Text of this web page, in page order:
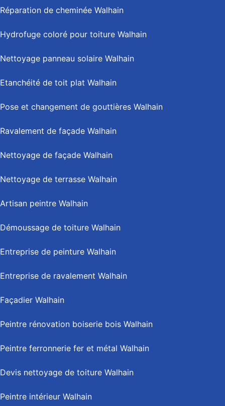
Réparation de cheminée Walhain
Hydrofuge coloré pour toiture Walhain
Nettoyage panneau solaire Walhain
Etanchéité de toit plat Walhain
Pose et changement de gouttières Walhain
Ravalement de façade Walhain
Nettoyage de façade Walhain
Nettoyage de terrasse Walhain
Artisan peintre Walhain
Démoussage de toiture Walhain
Entreprise de peinture Walhain
Entreprise de ravalement Walhain
Façadier Walhain
Peintre rénovation boiserie bois Walhain
Peintre ferronnerie fer et métal Walhain
Devis nettoyage de toiture Walhain
Peintre intérieur Walhain